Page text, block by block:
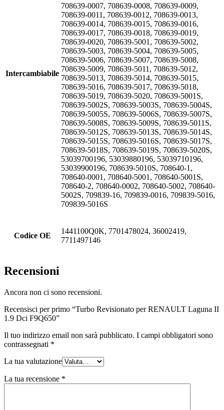
Intercambiabile
708639-0007, 708639-0008, 708639-0009,
708639-0011, 708639-0012, 708639-0013,
708639-0014, 708639-0015, 708639-0016,
708639-0017, 708639-0018, 708639-0019,
708639-0020, 708639-5001, 708639-5002,
708639-5003, 708639-5004, 708639-5005,
708639-5006, 708639-5007, 708639-5008,
708639-5009, 708639-5011, 708639-5012,
708639-5013, 708639-5014, 708639-5015,
708639-5016, 708639-5017, 708639-5018,
708639-5019, 708639-5020, 708639-5001S,
708639-5002S, 708639-5003S, 708639-5004S,
708639-5005S, 708639-5006S, 708639-5007S,
708639-5008S, 708639-5009S, 708639-5011S,
708639-5012S, 708639-5013S, 708639-5014S,
708639-5015S, 708639-5016S, 708639-5017S,
708639-5018S, 708639-5019S, 708639-5020S,
53039700196, 53039880196, 53039710196,
53039900196, 708639-5010S, 708640-1,
708640-0001, 708640-5001, 708640-5001S,
708640-2, 708640-0002, 708640-5002, 708640-
5002S, 709839-16, 709839-0016, 709839-5016,
709839-5016S
Codice OE
1441100Q0K, 7701478024, 36002419,
7711497146
Recensioni
Ancora non ci sono recensioni.
Recensisci per primo “Turbo Revisionato per RENAULT Laguna II
1.9 Dci F9Q650”
Il tuo indirizzo email non sarà pubblicato. I campi obbligatori sono
contrassegnati *
La tua valutazione
La tua recensione *